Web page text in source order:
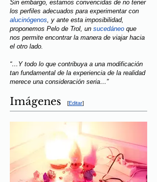
Sin embargo, estamos convencidas de no tener
los perfiles adecuados para experimentar con
alucinógenos, y ante esta imposibilidad,
proponemos Pelo de Trol, un sucedáneo que
nos permite encontrar la manera de viajar hacia
el otro lado.
“…Y todo lo que contribuya a una modificación
tan fundamental de la experiencia de la realidad
merece una consideración seria…”
Imágenes [Editar]